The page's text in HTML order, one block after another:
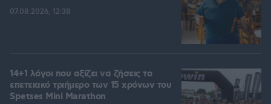
07.08.2026, 12:38
14+1 λόγοι που αξίζει να ζήσεις το
επετειακό τριήμερο των 15 χρόνων του
Spetses Mini Marathon